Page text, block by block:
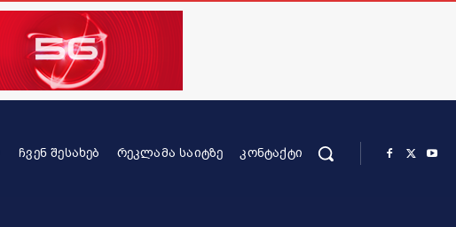
ᲩᲕᲔᲜ ᲨᲔᲡᲐᲮᲔᲑ ᲠᲔᲙᲚᲐᲛᲐ ᲡᲐᲘᲢᲖᲔ ᲙᲝᲜᲢᲐᲥᲢᲘ